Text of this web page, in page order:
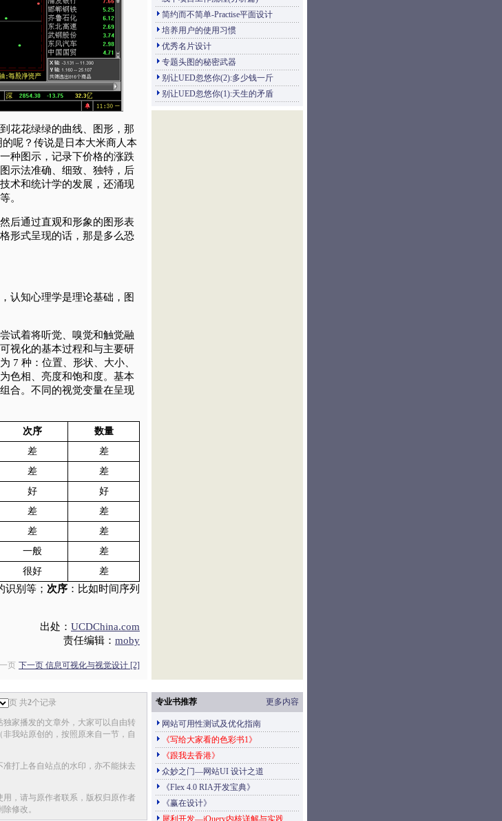
花花绿绿的曲线、图形，那
呢？传说是日本大米商人本
种图示，记录下价格的涨跌
示法准确、细致、独特，后
术和统计学的发展，还涌现
。
后通过直观和形象的图形表
形式呈现的话，那是多么恐
认知心理学是理论基础，图
试着将听觉、嗅觉和触觉融
视化的基本过程和与主要研
7 种：位置、形状、大小、
色相、亮度和饱和度。基本
合。不同的视觉变量在呈现
次序
数量
差
差
差
差
好
好
差
差
差
差
一般
差
很好 差
识别等； 次序 ：比如时间序列
出处： UCDChina.com
责任编辑： moby
一页 下一页 信息可视化与视觉设计 [2]
简约而不简单-Practise平面设计
培养用户的使用习惯
优秀名片设计
专题头图的秘密武器
别让UED忽悠你(2):多少钱一斤
别让UED忽悠你(1):天生的矛盾
页 共2个记录
独家播发的文章外，大家可以自由转
我站原创的，按照原来自一节，自
打上各自站点的水印，亦不能抹去
用，请与原作者联系，版权归原作者
修改。
专业书推荐 更多内容
网站可用性测试及优化指南
《写给大家看的色彩书1》
《跟我去香港》
众妙之门—网站UI 设计之道
《Flex 4.0 RIA开发宝典》
《赢在设计》
犀利开发—jQuery内核详解与实践